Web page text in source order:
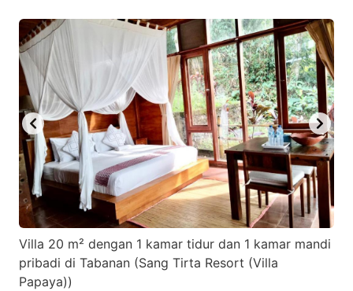
Villa 20 m² dengan 1 kamar tidur dan 1 kamar mandi
pribadi di Tabanan (Sang Tirta Resort (Villa
Papaya))